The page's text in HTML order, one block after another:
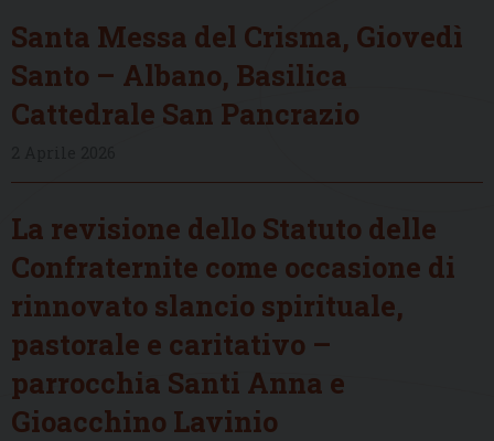
Santa Messa del Crisma, Giovedì
Santo – Albano, Basilica
Cattedrale San Pancrazio
La revisione dello Statuto delle
Confraternite come occasione di
rinnovato slancio spirituale,
pastorale e caritativo –
parrocchia Santi Anna e
Gioacchino Lavinio